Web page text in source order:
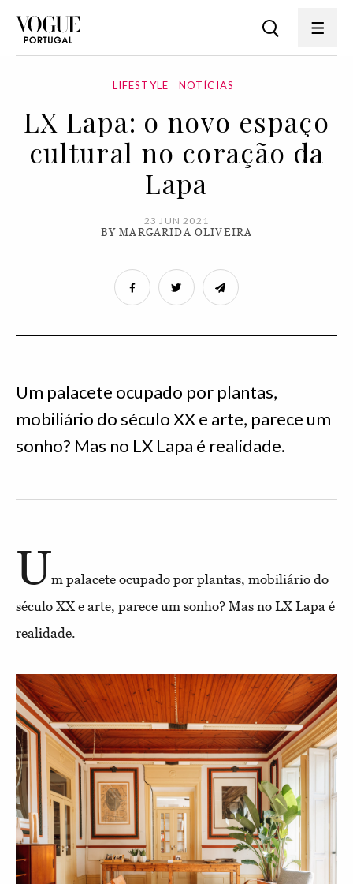
LIFESTYLE NOTÍCIAS
LX Lapa: o novo espaço
cultural no coração da
Lapa
23 JUN 2021
BY MARGARIDA OLIVEIRA
Um palacete ocupado por plantas,
mobiliário do século XX e arte, parece um
sonho? Mas no LX Lapa é realidade.
Um palacete ocupado por plantas, mobiliário do
século XX e arte, parece um sonho? Mas no LX Lapa é
realidade.